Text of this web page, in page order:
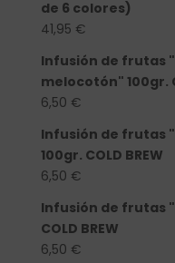
de 6 colores)
41,95 €
Infusión de frutas
melocotón" 100gr.
6,50 €
Infusión de frutas
100gr. COLD BREW
6,50 €
Infusión de frutas
COLD BREW
6,50 €